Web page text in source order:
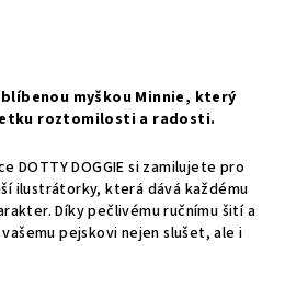
myškou Minnie, který
roztomilosti a radosti.
DOTTY DOGGIE si zamilujete pro
ilustrátorky, která dává každému
Díky pečlivému ručnímu šití a
pejskovi nejen slušet, ale i